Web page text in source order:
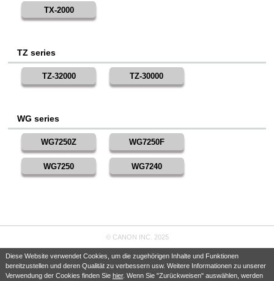
Diese Website verwendet Cookies, um die zugehörigen Inhalte und Funktionen
bereitzustellen und deren Qualität zu verbessern usw. Weitere Informationen zu unserer
Verwendung der Cookies finden Sie hier. Wenn Sie "Zurückweisen" auswählen, werden
TX-2000
TZ series
TZ-32000 TZ-30000
WG series
WG7250Z WG7250F
WG7250 WG7240
© CANON INC. 2025